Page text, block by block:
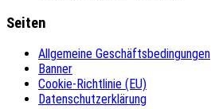
Seiten
Allgemeine Geschäftsbedingungen
Banner
Cookie-Richtlinie (EU)
Datenschutzerklärung